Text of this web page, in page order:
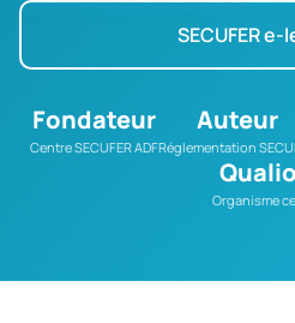
SECUFER
Fondateur
Centre SECUFER ADF
Auteur
Réglementation
Organisme